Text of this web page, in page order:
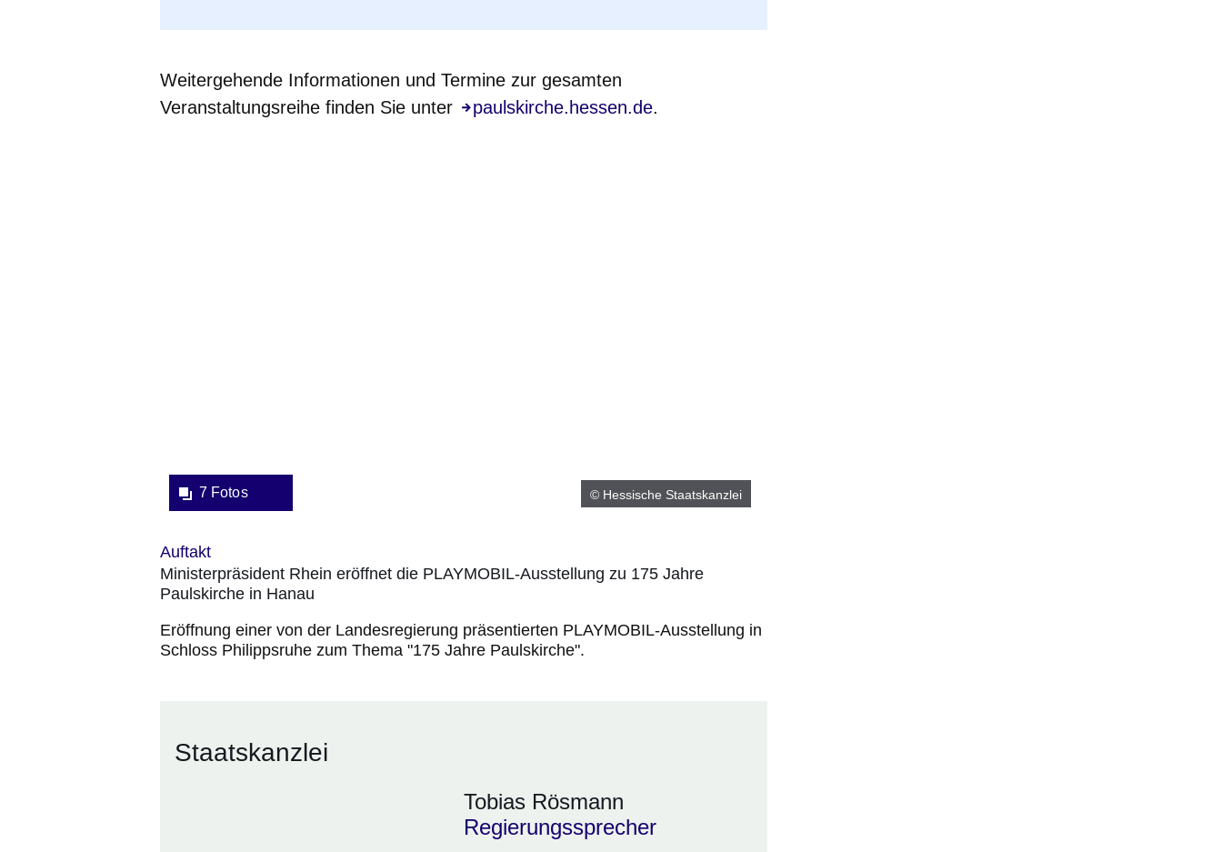
Weitergehende Informationen und Termine zur gesamten
Veranstaltungsreihe finden Sie unter
paulskirche.hessen.de.
7 Fotos © Hessische Staatskanzlei
Auftakt
Ministerpräsident Rhein eröffnet die PLAYMOBIL-Ausstellung zu 175 Jahre
Paulskirche in Hanau
Eröffnung einer von der Landesregierung präsentierten PLAYMOBIL-Ausstellung in
Schloss Philippsruhe zum Thema "175 Jahre Paulskirche".
Staatskanzlei
Tobias Rösmann
Regierungssprecher